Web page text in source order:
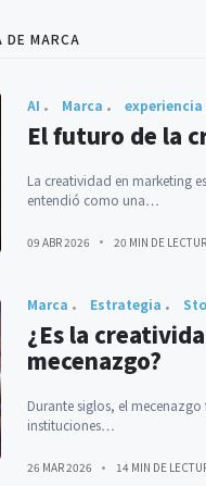
DE MARCA
AI Marca experiencia
El futuro de la
La creatividad en marketing
entendió como una…
09 ABR 2026 20 MIN DE
Marca Estrategia
¿Es la
mecenazgo?
Durante siglos, el
instituciones…
26 MAR 2026 14 MIN DE